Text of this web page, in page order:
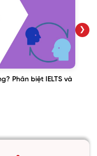
Phân biệt IELTS và
❯